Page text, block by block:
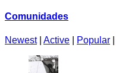
Comunidades
Newest Active Popular